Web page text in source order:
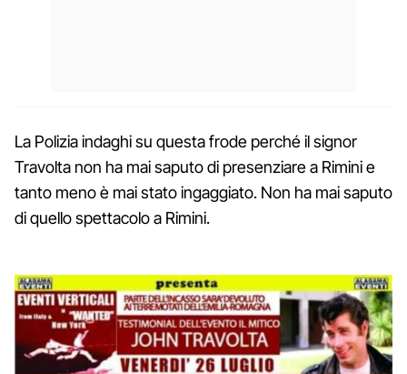
La Polizia indaghi su questa frode perché il signor
Travolta non ha mai saputo di presenziare a Rimini e
tanto meno è mai stato ingaggiato. Non ha mai saputo
di quello spettacolo a Rimini.